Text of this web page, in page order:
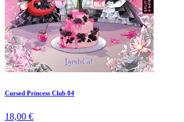
Cursed Princess Club 04
18,00 €